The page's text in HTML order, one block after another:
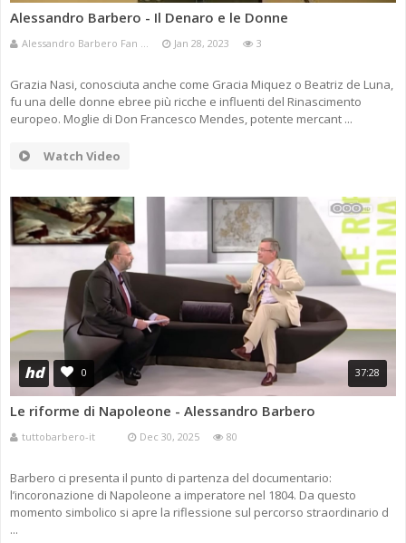
Alessandro Barbero - Il Denaro e le Donne
Alessandro Barbero Fan ... Jan 28, 2023 3
Grazia Nasi, conosciuta anche come Gracia Miquez o Beatriz de Luna,
fu una delle donne ebree più ricche e influenti del Rinascimento
europeo. Moglie di Don Francesco Mendes, potente mercant ...
Watch Video
hd 0 37:28
Le riforme di Napoleone - Alessandro Barbero
tuttobarbero-it Dec 30, 2025 80
Barbero ci presenta il punto di partenza del documentario:
l’incoronazione di Napoleone a imperatore nel 1804. Da questo
momento simbolico si apre la riflessione sul percorso straordinario d
...